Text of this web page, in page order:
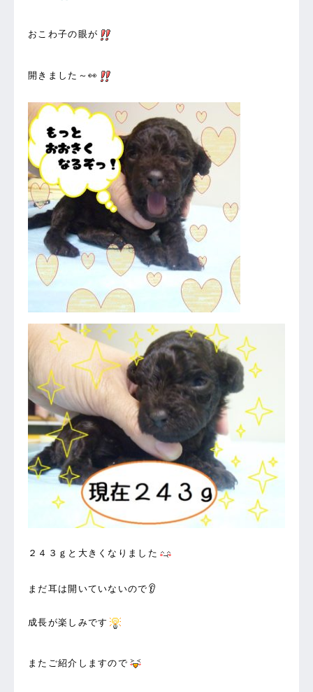
おこわ子の眼が
開きました～👀
２４３ｇと大きくなりました
まだ耳は開いていないので👂
成長が楽しみです
またご紹介しますので